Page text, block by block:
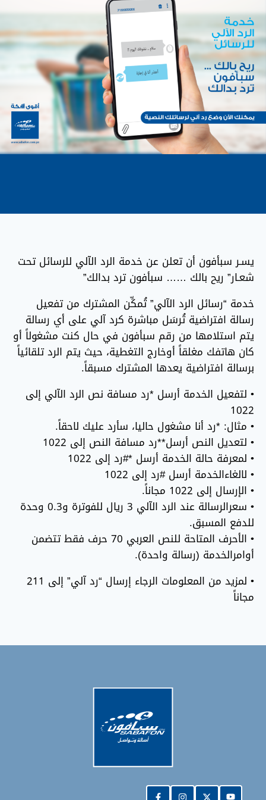
يسـر سبأفون أن تعلن عن خدمة الرد الآلي للرسائل تحت
شعـار” ريح بالك …… سبأفون ترد بدالك”
خدمة “رسائل الرد الآلي” تُمكِّن المشترك من تفعيل
رسالة افتراضية تُرسَل مباشرة كرد آلي على أي رسالة
يتم استلامها من رقم سبأفون في حال كنت مشغولاً أو
كان هاتفك مغلقاً أوخارج التغطية، حيث يتم الرد تلقائياً
برسالة افتراضية يعدها المشترك مسبقاً.
• لتفعيل الخدمة أرسل *رد مسافة نص الرد الآلي إلى
1022
• مثال: *رد أنا مشغول حاليا، سأرد عليك لاحقاً.
• لتعديل النص أرسل**رد مسافة النص إلى 1022
• لمعرفة حالة الخدمة أرسل *#رد إلى 1022
• لالغاءالخدمة أرسل #رد إلى 1022
• الإرسال إلى 1022 مجاناً.
• سعرالرسالة عند الرد الآلي 3 ريال للفوترة و0.3 وحدة
للدفع المسبق.
• الأحرف المتاحة للنص العربي 70 حرف فقط تتضمن
أوامرالخدمة (رسالة واحدة).
• لمزيد من المعلومات الرجاء إرسال “رد آلي” إلى 211
مجاناً